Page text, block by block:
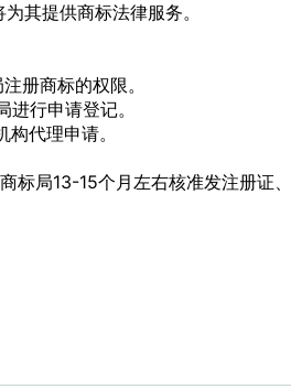
其提供商标法律服务。
册商标的权限。
行申请登记。
代理申请。
商标局13-15个月左右核准发注册证、